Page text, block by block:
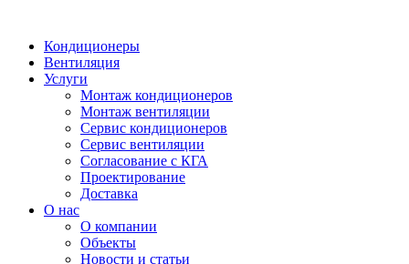
Кондиционеры
Вентиляция
Услуги
Монтаж кондиционеров
Монтаж вентиляции
Сервис кондиционеров
Сервис вентиляции
Согласование с КГА
Проектирование
Доставка
О нас
О компании
Объекты
Новости и статьи